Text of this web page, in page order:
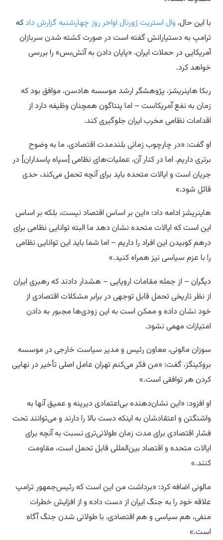
با این حال، وال استریت ژورنال اواخر روز چهارشنبه گزارش دادکه
ترامپ به دستیارانش گفته است در صورت کشته شدن سربازان
آمریکایی در حملات ایران، «پایان دادن به آتش‌بس» را بررسی
خواهد کرد.
ربکا هاینریشز، پژوهشگر ارشد موسسه هادسن، موافق بود که
زمان به نفع آمریکاست – اما پنتاگون همچنان وظیفه دارد از
اقدامات نظامی مخرب ایران جلوگیری کند.
او گفت: «در چارچوب زمانی بلندمدت اقتصادی، ما به وضوح
برتری داریم. اما در کنار آن، عملیات‌های نظامی [سپاه پاسداران] در
جریان است و ایالات متحده باید برای آنچه تحمل می‌کند، حدی
قائل شود.»
هاینریشز ادامه داد: «این بر اساس اقتصاد نیست، بلکه بر اساس
این است که ایالات متحده نشان دهد ما البته توانایی نظامی برای
درهم کوبیدن این افراد را داریم – اما شما باید این توانایی نظامی
را با عزم سیاسی نیز همراه کنید.»
دیگران – از جمله مقامات اروپایی – هشدار دادند که رهبری ایران
از نظر تاریخی تحمل قابل توجهی در برابر مشکلات اقتصادی از
خود نشان داده و ممکن است به این زودی‌ها مجبور به دادن
امتیازات مهمی نشود.
سوزان مالونی، معاون رئیس و مدیر سیاست خارجی در موسسه
بروکینگز، گفت: «من فکر می‌کنم تهران عامل اصلی تأخیر در نهایی
کردن هر توافقی است.»
او افزود: «این نشان‌دهنده بی‌اعتمادی دیرینه و عمیق آنها به
واشنگتن و اعتقادشان به اینکه دست بالا را دارند و می‌توانند تحت
فشار اقتصادی برای مدت زمان طولانی‌تری نسبت به آنچه برای
ایالات متحده و اقتصاد بین‌المللی قابل تحمل است، مقاومت
کنند.»
مالونی اضافه کرد: «برداشت من این است که رئیس‌جمهور ترامپ
علاقه خود را به جنگ ایران از دست داده و از افزایش خطرات
منفی، هم سیاسی و هم اقتصادی، با طولانی شدن جنگ آگاه
است.»